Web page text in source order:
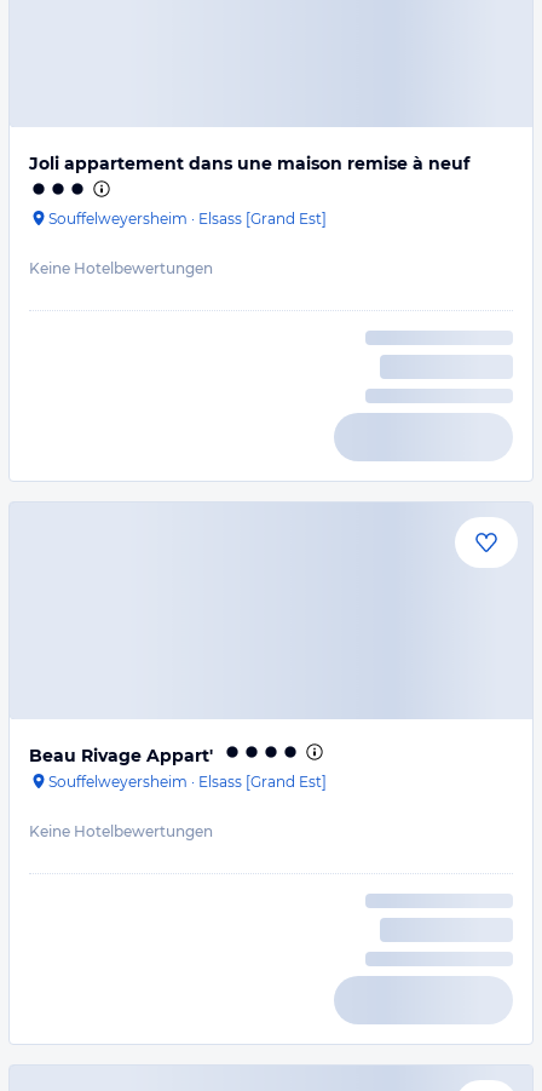
Joli appartement dans une maison remise à neuf
Souffelweyersheim · Elsass [Grand Est]
Keine Hotelbewertungen
Beau Rivage Appart'
Souffelweyersheim · Elsass [Grand Est]
Keine Hotelbewertungen